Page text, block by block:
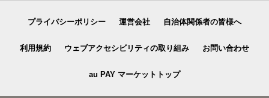
プライバシーポリシー 運営会社 自治体関係者の皆様へ
利用規約 ウェブアクセシビリティの取り組み お問い合わせ
au PAY マーケットトップ